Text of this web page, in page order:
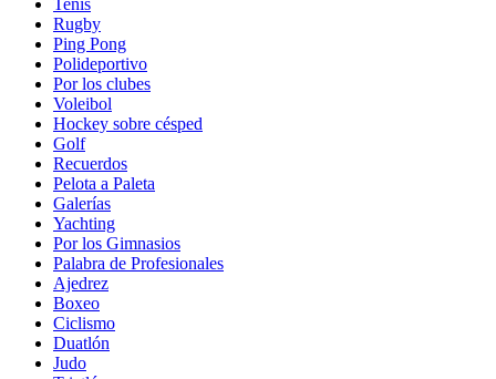
Tenis
Rugby
Ping Pong
Polideportivo
Por los clubes
Voleibol
Hockey sobre césped
Golf
Recuerdos
Pelota a Paleta
Galerías
Yachting
Por los Gimnasios
Palabra de Profesionales
Ajedrez
Boxeo
Ciclismo
Duatlón
Judo